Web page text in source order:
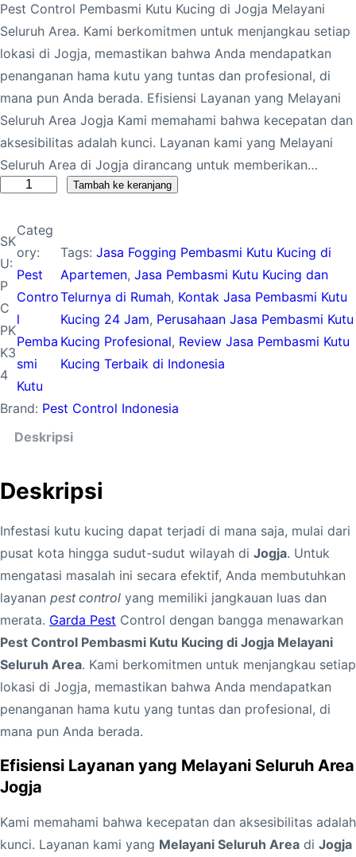
Pest Control Pembasmi Kutu Kucing di Jogja Melayani
Seluruh Area. Kami berkomitmen untuk menjangkau setiap
lokasi di Jogja, memastikan bahwa Anda mendapatkan
penanganan hama kutu yang tuntas dan profesional, di
mana pun Anda berada. Efisiensi Layanan yang Melayani
Seluruh Area Jogja Kami memahami bahwa kecepatan dan
aksesibilitas adalah kunci. Layanan kami yang Melayani
Seluruh Area di Jogja dirancang untuk memberikan…
e
o
r
a
m
i
Tambah ke keranjang
SK
U:
P
C
PK
K3
4
Categ
ory:
Pest
Contro
l
Pemba
smi
Kutu
Tags: Jasa Fogging Pembasmi Kutu Kucing di
Apartemen, Jasa Pembasmi Kutu Kucing dan
Telurnya di Rumah, Kontak Jasa Pembasmi Kutu
Kucing 24 Jam, Perusahaan Jasa Pembasmi Kutu
Kucing Profesional, Review Jasa Pembasmi Kutu
Kucing Terbaik di Indonesia
Brand: Pest Control Indonesia
Deskripsi
Deskripsi
Infestasi kutu kucing dapat terjadi di mana saja, mulai dari
pusat kota hingga sudut-sudut wilayah di Jogja. Untuk
mengatasi masalah ini secara efektif, Anda membutuhkan
layanan pest control yang memiliki jangkauan luas dan
merata. Garda Pest Control dengan bangga menawarkan
Pest Control Pembasmi Kutu Kucing di Jogja Melayani
Seluruh Area. Kami berkomitmen untuk menjangkau setiap
lokasi di Jogja, memastikan bahwa Anda mendapatkan
penanganan hama kutu yang tuntas dan profesional, di
mana pun Anda berada.
Efisiensi Layanan yang Melayani Seluruh Area
Jogja
Kami memahami bahwa kecepatan dan aksesibilitas adalah
kunci. Layanan kami yang Melayani Seluruh Area di Jogja